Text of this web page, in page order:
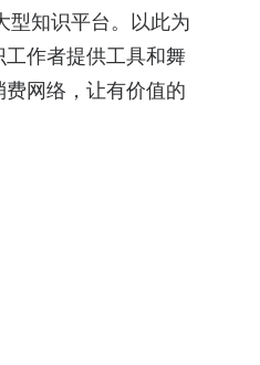
型知识平台。以此为
作者提供工具和舞
网络，让有价值的